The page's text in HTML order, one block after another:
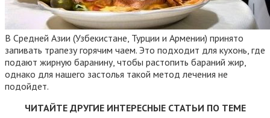
В Средней Азии (Узбекистане, Турции и Армении) принято
запивать трапезу горячим чаем. Это подходит для кухонь, где
подают жирную баранину, чтобы растопить бараний жир,
однако для нашего застолья такой метод лечения не
подойдет.
ЧИТАЙТЕ ДРУГИЕ ИНТЕРЕСНЫЕ СТАТЬИ ПО ТЕМЕ